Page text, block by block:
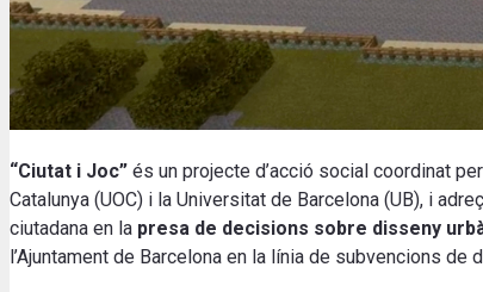
“Ciutat i Joc” és un projecte d’acció social coordinat
Catalunya (UOC) i la Universitat de Barcelona (UB), i
ciutadana en la presa de decisions sobre disseny
l’Ajuntament de Barcelona en la línia de subvencions de